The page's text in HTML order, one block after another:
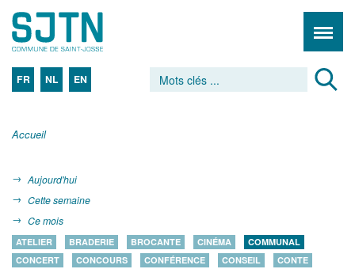
FR NL EN
Accueil
Aujourd'hui
Cette semaine
Ce mois
ATELIER BRADERIE BROCANTE CINÉMA
COMMUNAL
CONCERT
CONCOURS CONFÉRENCE CONSEIL
CONTE